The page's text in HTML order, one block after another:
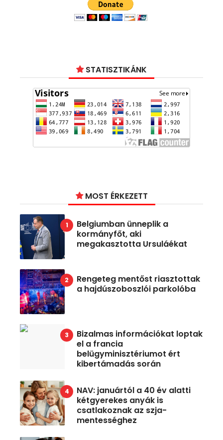
STATISZTIKÁNK
MOST ÉRKEZETT
Belgiumban ünneplik a
kormányfőt, aki
megakasztotta Ursuláékat
Rengeteg mentőst riasztottak
a hajdúszoboszlói parkolóba
Bizalmas információkat loptak
el a francia
belügyminisztériumot ért
kibertámadás során
NAV: januártól a 40 év alatti
kétgyerekes anyák is
csatlakoznak az szja-
mentességhez